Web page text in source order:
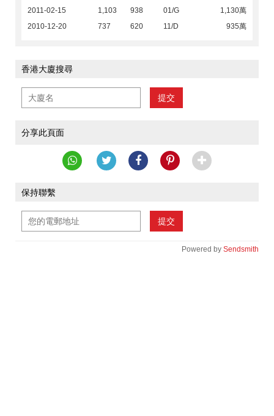
2011-02-15
1,103 938 01/G
1,130萬
2010-12-20
737 620 11/D 935萬
香港大廈搜尋
提交
分享此頁面
保持聯繫
提交
Powered by Sendsmith